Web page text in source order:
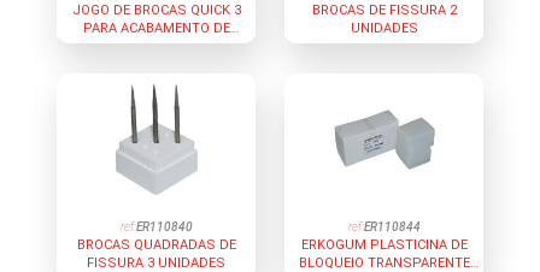
JOGO DE BROCAS QUICK 3
PARA ACABAMENTO DE
MATERIAL TERMOVÁCUO
BROCAS DE FISSURA 2
UNIDADES
ref:ER110840
BROCAS QUADRADAS DE
FISSURA 3 UNIDADES
ref:ER110844
ERKOGUM PLASTICINA DE
BLOQUEIO TRANSPARENTE